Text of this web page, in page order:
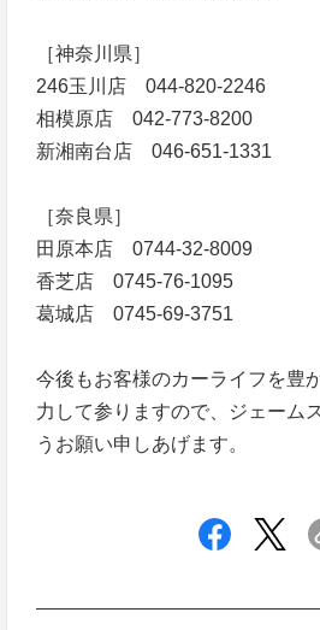
［神奈川県］
246玉川店 044-820-2246
相模原店 042-773-8200
新湘南台店 046-651-1331
［奈良県］
田原本店 0744-32-8009
香芝店 0745-76-1095
葛城店 0745-69-3751
今後もお客様のカーライフを豊
力して参りますので、ジェーム
うお願い申しあげます。